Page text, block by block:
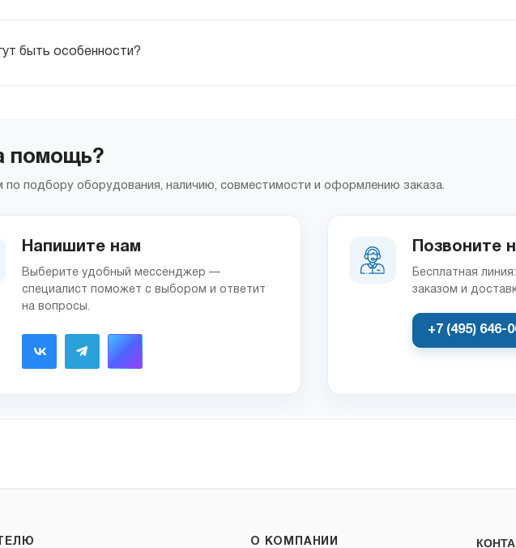
быть особенности?
помощь?
по подбору оборудования, наличию, совместимости и оформлению заказа.
Напишите нам
Выберите удобный мессенджер —
специалист поможет с выбором и ответит
на вопросы.
Позвоните
Бесплатная
заказом и
+7 (495) 646-
О КОМПАНИИ